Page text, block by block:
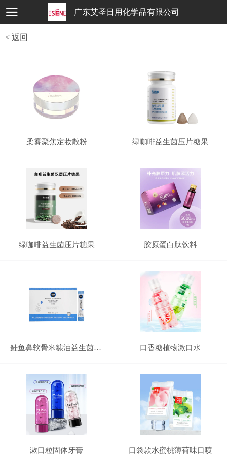
广东艾圣日用化学品有限公司
< 返回
柔雾聚焦定妆散粉 绿咖啡益生菌压片糖果
绿咖啡益生菌压片糖果 胶原蛋白肽饮料
鲑鱼鼻软骨米糠油益生菌固体饮料 口香糖植物漱口水
漱口粒固体牙膏 口袋款水蜜桃薄荷味口喷